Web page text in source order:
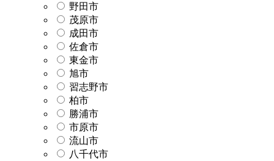
野田市
茂原市
成田市
佐倉市
東金市
旭市
習志野市
柏市
勝浦市
市原市
流山市
八千代市